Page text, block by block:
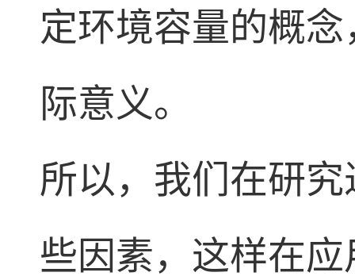
定环境容量的概
际意义。
所以，我们在研
些因素，这样在